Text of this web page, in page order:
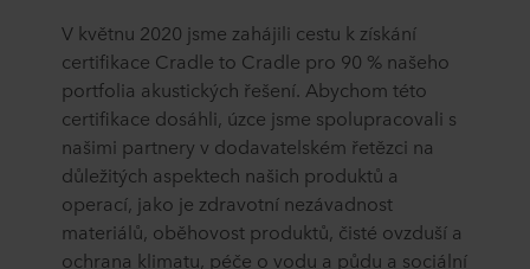
V květnu 2020 jsme zahájili cestu k získání
certifikace Cradle to Cradle pro 90 % našeho
portfolia akustických řešení. Abychom této
certifikace dosáhli, úzce jsme spolupracovali s
našimi partnery v dodavatelském řetězci na
důležitých aspektech našich produktů a
operací, jako je zdravotní nezávadnost
materiálů, oběhovost produktů, čisté ovzduší a
ochrana klimatu, péče o vodu a půdu a sociální